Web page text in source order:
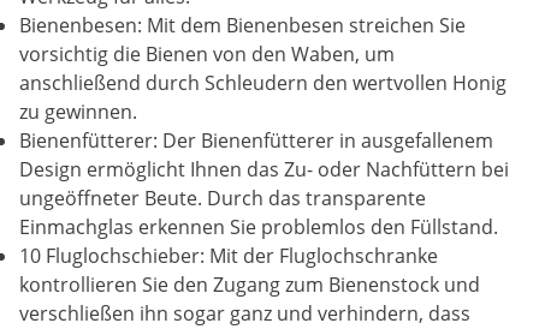
Bienenbesen: Mit dem Bienenbesen streichen Sie
vorsichtig die Bienen von den Waben, um
anschließend durch Schleudern den wertvollen Honig
zu gewinnen.
Bienenfütterer: Der Bienenfütterer in ausgefallenem
Design ermöglicht Ihnen das Zu- oder Nachfüttern bei
ungeöffneter Beute. Durch das transparente
Einmachglas erkennen Sie problemlos den Füllstand.
10 Fluglochschieber: Mit der Fluglochschranke
kontrollieren Sie den Zugang zum Bienenstock und
verschließen ihn sogar ganz und verhindern, dass